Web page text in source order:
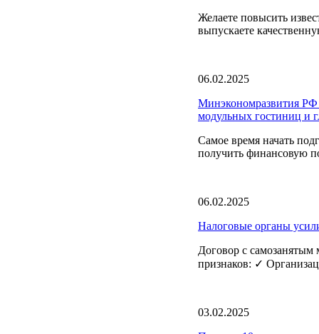
Желаете повысить
выпускаете
06.02.2025
Минэкономразвития РФ
модульных гостиниц и
Самое время начать
получить финансовую
06.02.2025
Налоговые органы
Договор с
признаков: ✓
03.02.2025